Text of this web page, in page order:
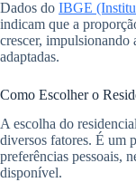
Dados do IBGE
indicam que a
crescer, impulsionando
adaptadas.
Como Escolher o
A escolha do
diversos fatores. É um
preferências pessoais,
disponível.